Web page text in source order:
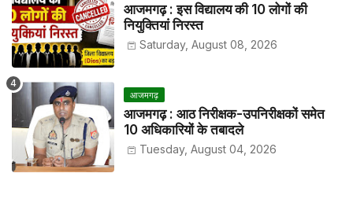
आजमगढ़ : इस विद्यालय की 10 लोगों की
नियुक्तियां निरस्त
Saturday, August 08, 2026
आजमगढ़
आजमगढ़ : आठ निरीक्षक-उपनिरीक्षकों समेत
10 अधिकारियों के तबादले
Tuesday, August 04, 2026